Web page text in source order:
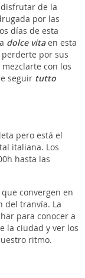
de la
por las
días de esta
dolce vitaen esta
por sus
con los
seguir tutto
pero está el
italiana. Los
hasta las
convergen en
del tranvía. La
para conocer a
la ciudad y ver los
ritmo.